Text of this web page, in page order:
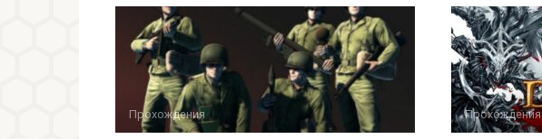
Прохождения Прохождения